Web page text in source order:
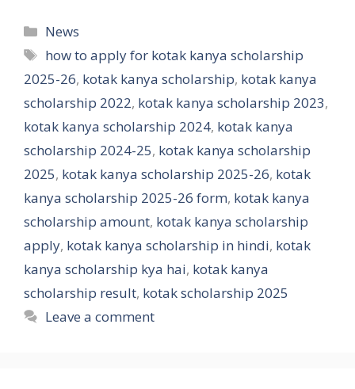
Categories
News
Tags
how to apply for kotak kanya scholarship
2025-26, kotak kanya scholarship, kotak kanya
scholarship 2022, kotak kanya scholarship 2023,
kotak kanya scholarship 2024, kotak kanya
scholarship 2024-25, kotak kanya scholarship
2025, kotak kanya scholarship 2025-26, kotak
kanya scholarship 2025-26 form, kotak kanya
scholarship amount, kotak kanya scholarship
apply, kotak kanya scholarship in hindi, kotak
kanya scholarship kya hai, kotak kanya
scholarship result, kotak scholarship 2025
Leave a comment